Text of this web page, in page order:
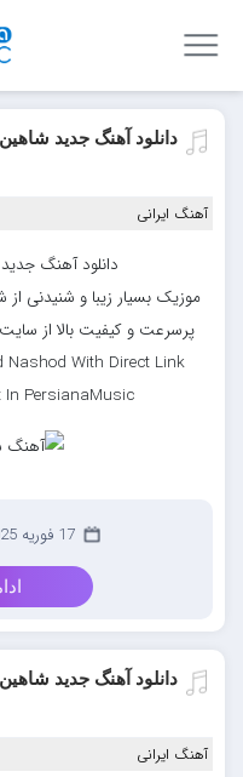
دانلود آهنگ جدید
آهنگ ایرانی
دانلود آهنگ
موزیک بسیار زیبا و شنیدنی
پرسرعت و کیفیت بالا از سایت
Nashod With Direct Link
In PersianaMusic
17 فوریه 2025
دانلود آهنگ جدید
آهنگ ایرانی